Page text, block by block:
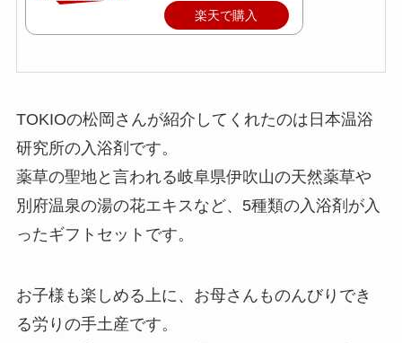
楽天で購入
TOKIOの松岡さんが紹介してくれたのは日本温浴
研究所の入浴剤です。
薬草の聖地と言われる岐阜県伊吹山の天然薬草や
別府温泉の湯の花エキスなど、5種類の入浴剤が入
ったギフトセットです。
お子様も楽しめる上に、お母さんものんびりでき
る労りの手土産です。